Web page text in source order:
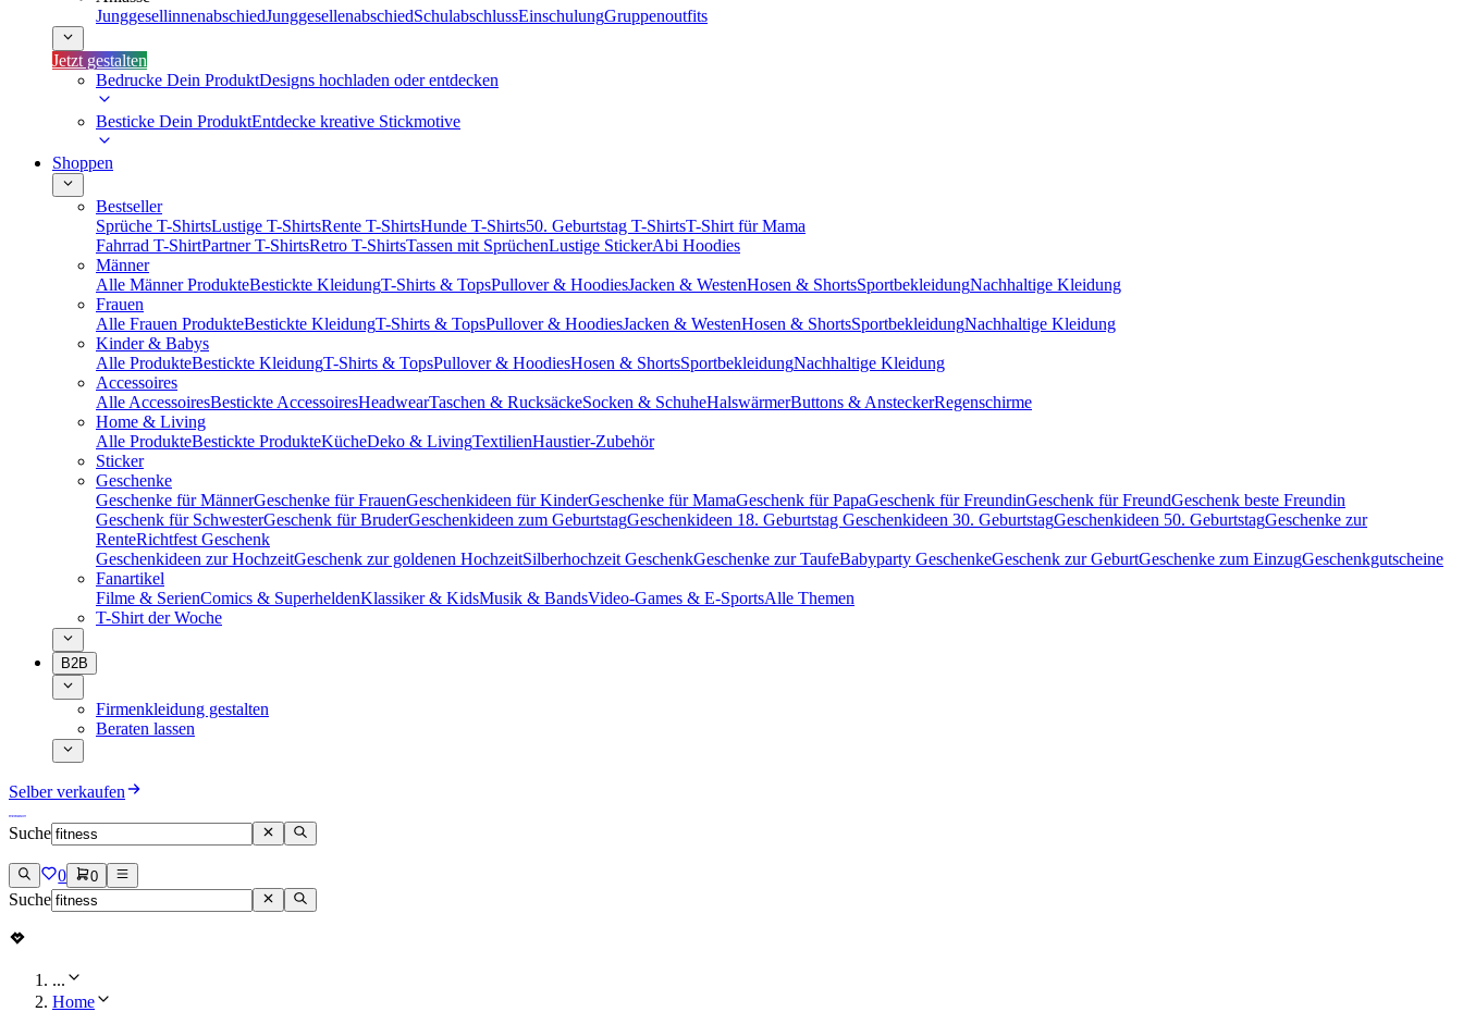
JunggesellinnenabschiedJunggesellenabschiedSchulabschlussEinschulungGruppenoutfits
Jetzt gestalten
Bedrucke Dein ProduktDesigns hochladen oder entdecken
Besticke Dein ProduktEntdecke kreative Stickmotive
Shoppen
Bestseller
Sprüche T-ShirtsLustige T-ShirtsRente T-ShirtsHunde T-Shirts50. Geburtstag T-ShirtsT-Shirt für Mama
Fahrrad T-ShirtPartner T-ShirtsRetro T-ShirtsTassen mit SprüchenLustige StickerAbi Hoodies
Männer
Alle Männer ProdukteBestickte KleidungT-Shirts & TopsPullover & HoodiesJacken & WestenHosen & ShortsSportbekleidungNachhaltige Kleidung
Frauen
Alle Frauen ProdukteBestickte KleidungT-Shirts & TopsPullover & HoodiesJacken & WestenHosen & ShortsSportbekleidungNachhaltige Kleidung
Kinder & Babys
Alle ProdukteBestickte KleidungT-Shirts & TopsPullover & HoodiesHosen & ShortsSportbekleidungNachhaltige Kleidung
Accessoires
Alle AccessoiresBestickte AccessoiresHeadwearTaschen & RucksäckeSocken & SchuheHalswärmerButtons & AnsteckerRegenschirme
Home & Living
Alle ProdukteBestickte ProdukteKücheDeko & LivingTextilienHaustier-Zubehör
Sticker
Geschenke
Geschenke für MännerGeschenke für FrauenGeschenkideen für KinderGeschenke für MamaGeschenk für PapaGeschenk für FreundinGeschenk für FreundGeschenk beste Freundin
Geschenk für SchwesterGeschenk für BruderGeschenkideen zum GeburtstagGeschenkideen 18. Geburtstag Geschenkideen 30. GeburtstagGeschenkideen 50. GeburtstagGeschenke zur
RenteRichtfest Geschenk
Geschenkideen zur HochzeitGeschenk zur goldenen HochzeitSilberhochzeit GeschenkGeschenke zur TaufeBabyparty GeschenkeGeschenk zur GeburtGeschenke zum EinzugGeschenkgutscheine
Fanartikel
Filme & SerienComics & SuperheldenKlassiker & KidsMusik & BandsVideo-Games & E-SportsAlle Themen
T-Shirt der Woche
B2B
Firmenkleidung gestalten
Beraten lassen
Selber verkaufen
Suche
0 0
Suche
...
Home